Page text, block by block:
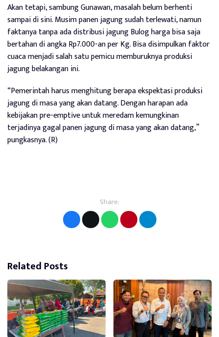
Akan tetapi, sambung Gunawan, masalah belum berhenti
sampai di sini. Musim panen jagung sudah terlewati, namun
faktanya tanpa ada distribusi jagung Bulog harga bisa saja
bertahan di angka Rp7.000-an per Kg. Bisa disimpulkan faktor
cuaca menjadi salah satu pemicu memburuknya produksi
jagung belakangan ini.
“Pemerintah harus menghitung berapa ekspektasi produksi
jagung di masa yang akan datang. Dengan harapan ada
kebijakan pre-emptive untuk meredam kemungkinan
terjadinya gagal panen jagung di masa yang akan datang,”
pungkasnya. (R)
Share:
Related Posts